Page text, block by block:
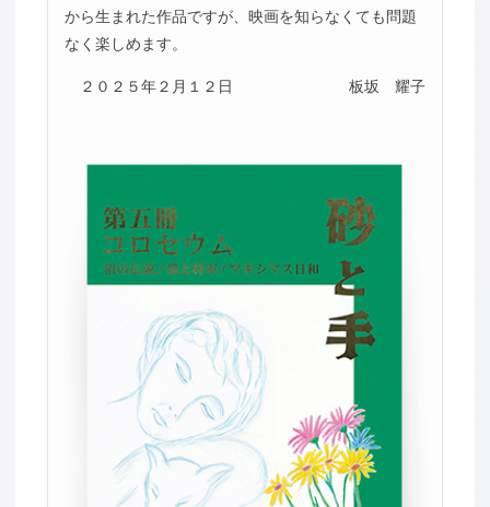
から生まれた作品ですが、映画を知らなくても問題
なく楽しめます。
２０２５年２月１２日 板坂 耀子